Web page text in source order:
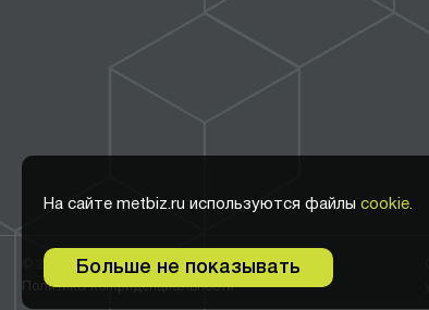
На сайте metbiz.ru используются файлы cookie.
Больше не показывать
© 2011-2026 ООО Метбиз
Политика конфиденциальности